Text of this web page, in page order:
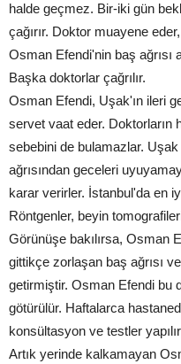
halde geçmez. Bir-iki gün
çağırır. Doktor muayene
Osman Efendi'nin baş ağrısı
Başka doktorlar çağrılır.
Osman Efendi, Uşak'ın ileri
servet vaat eder. Doktorların
sebebini de bulamazlar. Uşak
ağrısından geceleri
karar verirler. İstanbul'da en
Röntgenler, beyin
Görünüşe bakılırsa, Osman
gittikçe zorlaşan baş ağrısı
getirmiştir. Osman Efendi bu
götürülür. Haftalarca
konsültasyon ve testler
Artık yerinde kalkamayan